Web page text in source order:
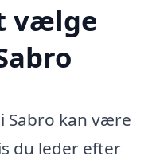
vælge
Sabro kan være
du leder efter